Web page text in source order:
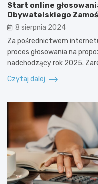
Start online
Obywatelskiego
8 sierpnia 2024
Za pośrednictwem
proces głosowania na
nadchodzący rok 2025.
Czytaj dalej